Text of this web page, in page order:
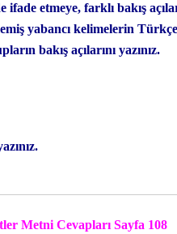
ifade etmeye, farklı bakış
yabancı kelimelerin
bakış açılarını yazınız.
Metni Cevapları Sayfa 108